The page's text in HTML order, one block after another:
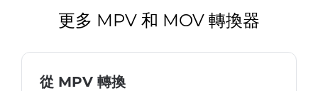
更多 MPV 和 MOV 轉換器
從 MPV 轉換